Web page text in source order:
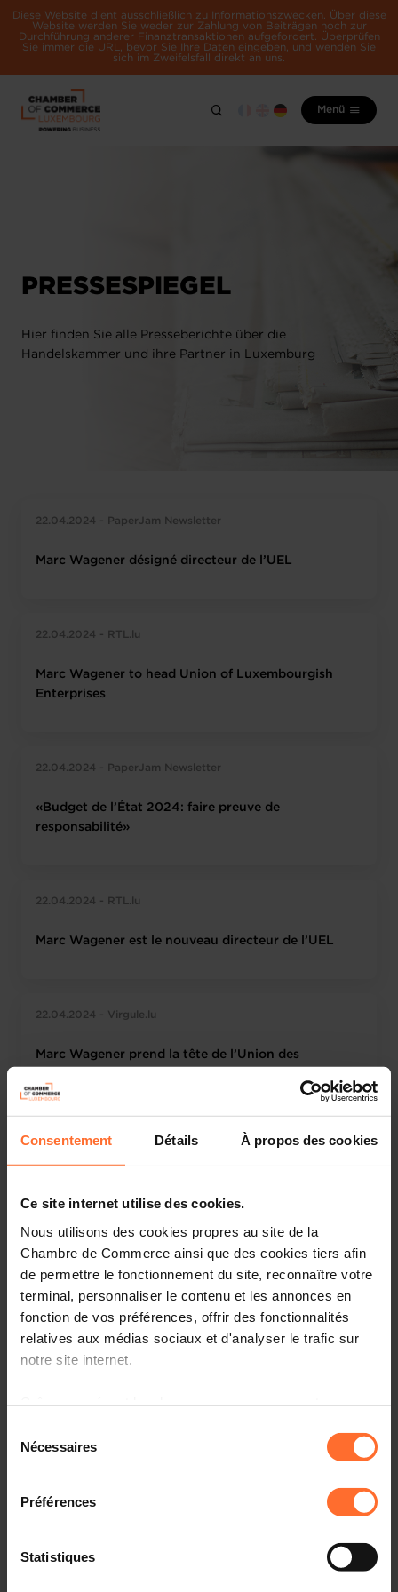
Consentement Détails À propos des cookies
Ce site internet utilise des cookies.
Nous utilisons des cookies propres au site de la
Chambre de Commerce ainsi que des cookies tiers afin
de permettre le fonctionnement du site, reconnaître votre
terminal, personnaliser le contenu et les annonces en
fonction de vos préférences, offrir des fonctionnalités
relatives aux médias sociaux et d'analyser le trafic sur
notre site internet.
à l’exception des cookies strictement nécessaires au
fonctionnement du site. Une description des différents
cookies est accessible sous l’onglet « Détails » ci-
dessus.
Il est précisé que la navigation sur le site et certaines
fonctionnalités (ex : lecture de vidéos, partage sur les
Nécessaires
Préférences
Statistiques
Diese Website dient ausschließlich zu Informationszwecken. Über diese
Website werden Sie weder zur Zahlung von Beiträgen noch zur
Durchführung anderer Finanztransaktionen aufgefordert. Überprüfen
Sie immer die URL, bevor Sie Ihre Daten eingeben, und wenden Sie
sich im Zweifelsfall direkt an uns.
Menü
PRESSESPIEGEL
Hier finden Sie alle Presseberichte über die
Handelskammer und ihre Partner in Luxemburg
22.04.2024 - PaperJam Newsletter
Marc Wagener désigné directeur de l’UEL
22.04.2024 - RTL.lu
Marc Wagener to head Union of Luxembourgish
Enterprises
22.04.2024 - PaperJam Newsletter
«Budget de l’État 2024: faire preuve de
responsabilité»
22.04.2024 - RTL.lu
Marc Wagener est le nouveau directeur de l’UEL
22.04.2024 - Virgule.lu
Marc Wagener prend la tête de l’Union des
20.04.2024 - Zeitung vum Lëtzebuerger Vollek
Entre le Luxembourg et les territoires frontaliers, la
nécessité d’une «diplomatie de proximité»
formation comme clé de réussite
State visit of Luxembourg to Belgium: thriving